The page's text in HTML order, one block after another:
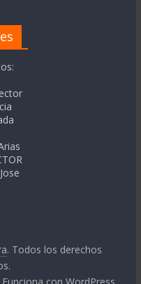
. Todos los derechos